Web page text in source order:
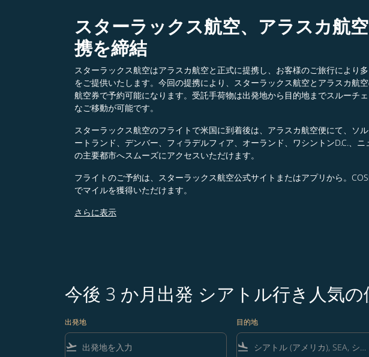
スターラックス航空、アラスカ航
携を締結​
スターラックス航空はアラスカ航空と正式に提携し、お客様のご旅行により
をご提供いたします。今回の提携により、スターラックス航空とアラスカ航
航空券で予約可能になります。受託手荷物は出発地から目的地までスルーチ
なご移動が可能です。
スターラックス航空のフライトで米国に到着後は、アラスカ航空便にて、ソ
ートランド、デンバー、フィラデルフィア、オーランド、ワシントンD.C.、
の主要都市へスムーズにアクセスいただけます。​
フライトのご予約は、スターラックス航空公式サイトまたはアプリから。
でマイルを獲得いただけます。
さらに表示
今後 3 か月出発 シアトル行き人気
出発地
flight_takeoff
目的地
flight_land